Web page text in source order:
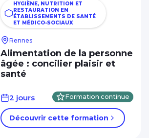
HYGIÈNE, NUTRITION ET
RESTAURATION EN
ÉTABLISSEMENTS DE SANTÉ
ET MÉDICO-SOCIAUX
Rennes
Alimentation de la personne
âgée : concilier plaisir et
santé
2 jours Formation continue
Découvrir cette formation